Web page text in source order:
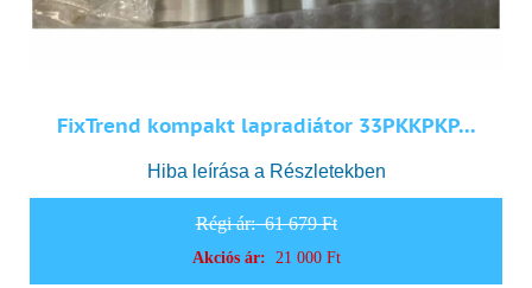
FixTrend kompakt lapradiátor 33PKKPKP...
Hiba leírása a Részletekben
Régi ár:61 679 Ft
Akciós ár: 21 000 Ft